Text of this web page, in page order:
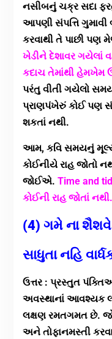
નસીબનું ચક્ર સદા
આપણી સંપત્તિ
કરવાથી તે પાછી પણ
ખેડીને દેશાવર ગયેલાં
કદાચ તેમાંથી હેમખેમ
પરંતુ વીતી ગયેલો
પ્રાણપંખેરું કોઈ પણ
શકતાં નથી.
આમ, કવિ સમયનું
કોઈનીયે રાહ જોતો
જોઈએ. Time and
કોઈની રાહ જોતાં
(4) ગમે ના
સાધુતા નહિ
ઉત્તર : પ્રસ્તુત
અવસ્થાનાં આવશ્યક
લક્ષણ રમતગમત છે.
અને તોફાનમસ્તી